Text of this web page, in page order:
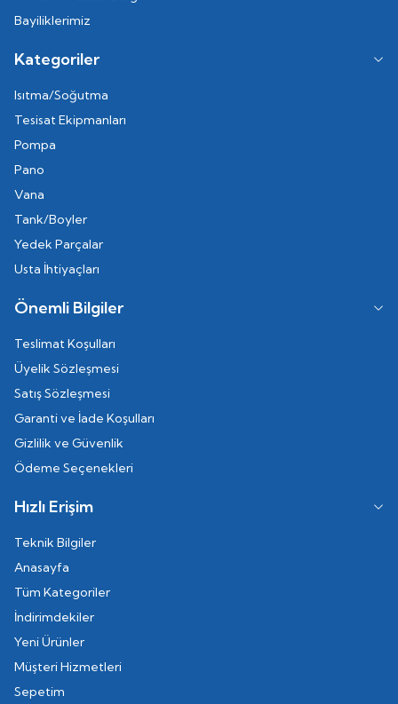
Bayiliklerimiz
Kategoriler
Isıtma/Soğutma
Tesisat Ekipmanları
Pompa
Pano
Vana
Tank/Boyler
Yedek Parçalar
Usta İhtiyaçları
Önemli Bilgiler
Teslimat Koşulları
Üyelik Sözleşmesi
Satış Sözleşmesi
Garanti ve İade Koşulları
Gizlilik ve Güvenlik
Ödeme Seçenekleri
Hızlı Erişim
Teknik Bilgiler
Anasayfa
Tüm Kategoriler
İndirimdekiler
Yeni Ürünler
Müşteri Hizmetleri
Sepetim